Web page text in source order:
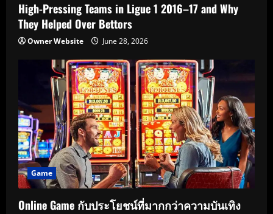
High-Pressing Teams in Ligue 1 2016–17 and Why
They Helped Over Bettors
Owner Website June 28, 2026
Game
Online Game กับประโยชน์ที่มากกว่าความบันเทิง